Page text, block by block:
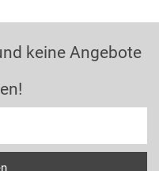
keine Angebote